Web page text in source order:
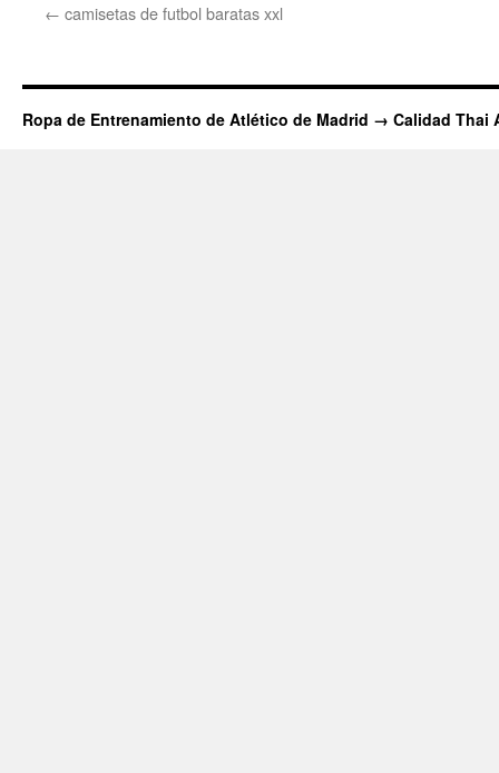
← camisetas de futbol baratas xxl
Ropa de Entrenamiento de Atlético de Madrid → Calidad Thai